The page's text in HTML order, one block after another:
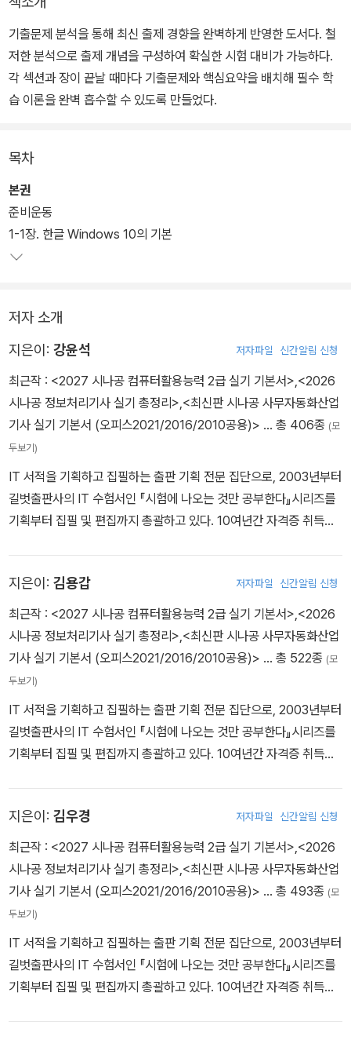
기출문제 분석을 통해 최신 출제 경향을 완벽하게 반영한 도서다. 철
저한 분석으로 출제 개념을 구성하여 확실한 시험 대비가 가능하다.
각 섹션과 장이 끝날 때마다 기출문제와 핵심요약을 배치해 필수 학
습 이론을 완벽 흡수할 수 있도록 만들었다.
목차
본권
준비운동
1-1장. 한글 Windows 10의 기본
저자 소개
지은이: 강윤석 저자파일 신간알림 신청
최근작 : <2027 시나공 컴퓨터활용능력 2급 실기 기본서>,<2026
시나공 정보처리기사 실기 총정리>,<최신판 시나공 사무자동화산업
기사 실기 기본서 (오피스2021/2016/2010공용)> … 총 406종 (모
두보기)
IT 서적을 기획하고 집필하는 출판 기획 전문 집단으로, 2003년부터
길벗출판사의 IT 수험서인 『시험에 나오는 것만 공부한다』시리즈를
기획부터 집필 및 편집까지 총괄하고 있다. 10여년간 자격증 취득에
위한 다양한 연구와 집필 활동에 전념하고 있다.
지은이: 김용갑 저자파일 신간알림 신청
최근작 : <2027 시나공 컴퓨터활용능력 2급 실기 기본서>,<2026
시나공 정보처리기사 실기 총정리>,<최신판 시나공 사무자동화산업
기사 실기 기본서 (오피스2021/2016/2010공용)> … 총 522종 (모
두보기)
IT 서적을 기획하고 집필하는 출판 기획 전문 집단으로, 2003년부터
길벗출판사의 IT 수험서인 『시험에 나오는 것만 공부한다』시리즈를
기획부터 집필 및 편집까지 총괄하고 있다. 10여년간 자격증 취득에
위한 다양한 연구와 집필 활동에 전념하고 있다.
지은이: 김우경 저자파일 신간알림 신청
최근작 : <2027 시나공 컴퓨터활용능력 2급 실기 기본서>,<2026
시나공 정보처리기사 실기 총정리>,<최신판 시나공 사무자동화산업
기사 실기 기본서 (오피스2021/2016/2010공용)> … 총 493종 (모
두보기)
IT 서적을 기획하고 집필하는 출판 기획 전문 집단으로, 2003년부터
길벗출판사의 IT 수험서인 『시험에 나오는 것만 공부한다』시리즈를
기획부터 집필 및 편집까지 총괄하고 있다. 10여년간 자격증 취득에